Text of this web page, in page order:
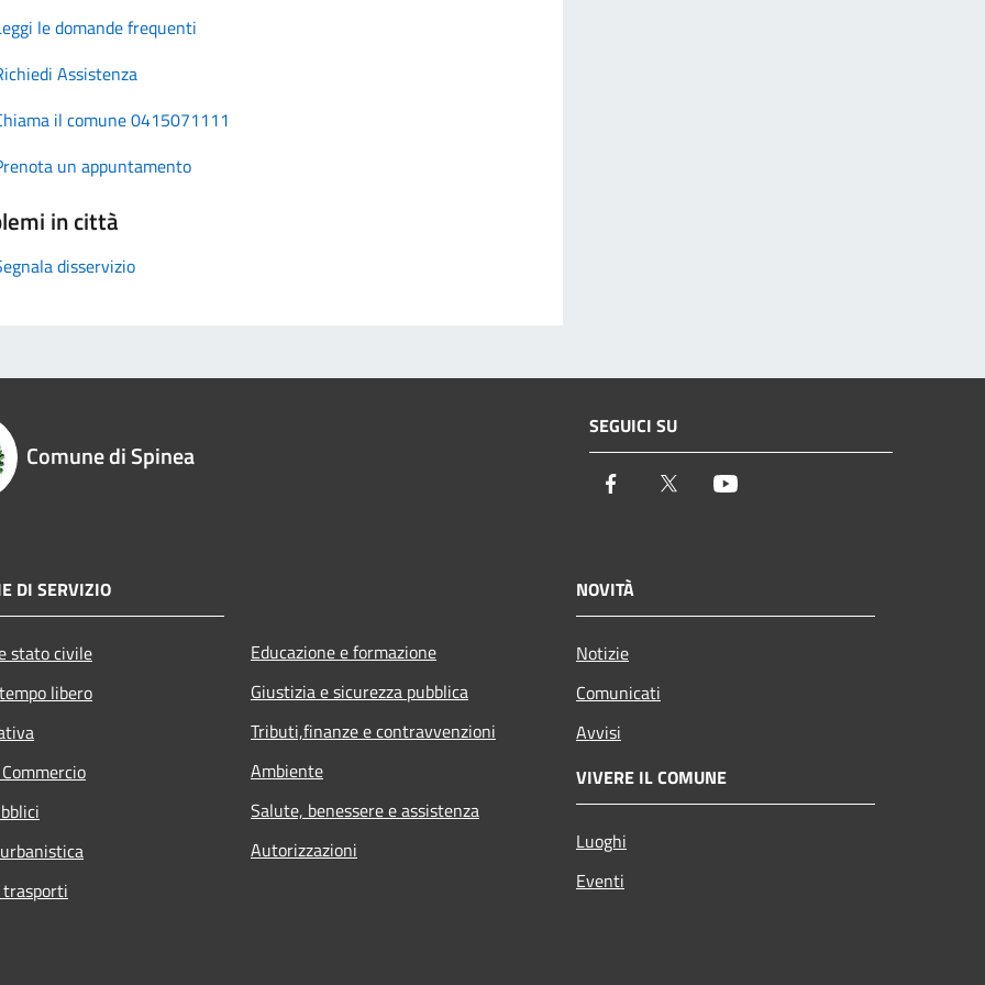
le domande frequenti
Assistenza
il comune 0415071111
un appuntamento
in città
disservizio
Comune di Spinea
SEGUICI SU
Facebook Twitter
DI SERVIZIO
stato civile
libero
Educazione e formazione
Giustizia e sicurezza pubblica
Tributi,finanze e contravvenzioni
Ambiente
Salute, benessere e assistenza
Autorizzazioni
NOVITÀ
Notizie
Comunicati
Avvisi
VIVERE IL COMUNE
Luoghi
Eventi